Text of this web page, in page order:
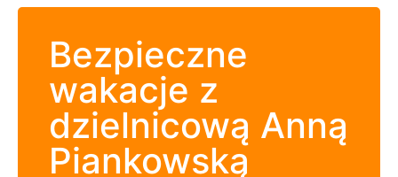
Bezpieczne
wakacje z
dzielnicową Anną
Piankowską